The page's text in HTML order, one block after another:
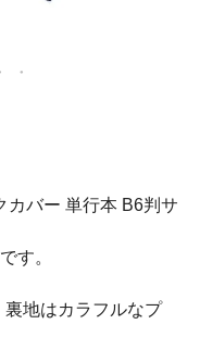
カバー 単行本 B6判サ
す。
地はカラフルなプ